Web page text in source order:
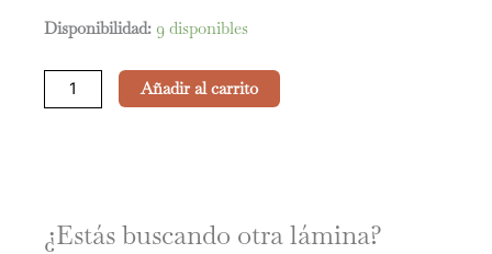
Disponibilidad: 9 disponibles
Birdman
Añadir al carrito
¿Estás buscando otra lámina?